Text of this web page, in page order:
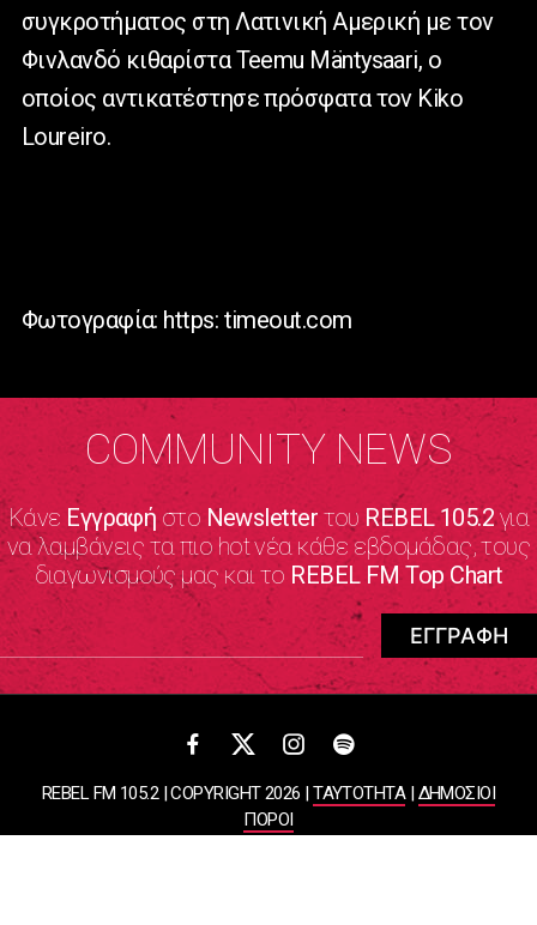
συγκροτήματος στη Λατινική Αμερική με τον
Φινλανδό κιθαρίστα Teemu Mäntysaari, ο
οποίος αντικατέστησε πρόσφατα τον Kiko
Loureiro.
Φωτογραφία: https: timeout.com
COMMUNITY NEWS
Κάνε Εγγραφήστο NewsletterτουREBEL 105.2για
να λαμβάνεις τα πιο hot νέα κάθε εβδομάδας, τους
διαγωνισμούς μας και το REBEL FM Top Chart
REBEL FM 105.2 | COPYRIGHT 2026 |ΤΑΥΤΟΤΗΤΑ|ΔΗΜΟΣΙΟΙ
ΠΟΡΟΙ